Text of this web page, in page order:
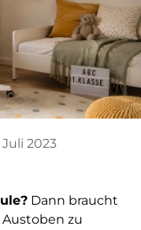
Juli 2023
Dann braucht
zu